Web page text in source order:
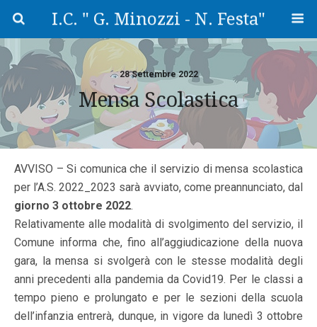
I.C. " G. Minozzi - N. Festa"
28 Settembre 2022
Mensa Scolastica
AVVISO – Si comunica che il servizio di mensa scolastica
per l’A.S. 2022_2023 sarà avviato, come preannunciato, dal
giorno 3 ottobre 2022.
Relativamente alle modalità di svolgimento del servizio, il
Comune informa che, fino all’aggiudicazione della nuova
gara, la mensa si svolgerà con le stesse modalità degli
anni precedenti alla pandemia da Covid19. Per le classi a
tempo pieno e prolungato e per le sezioni della scuola
dell’infanzia entrerà, dunque, in vigore da lunedì 3 ottobre